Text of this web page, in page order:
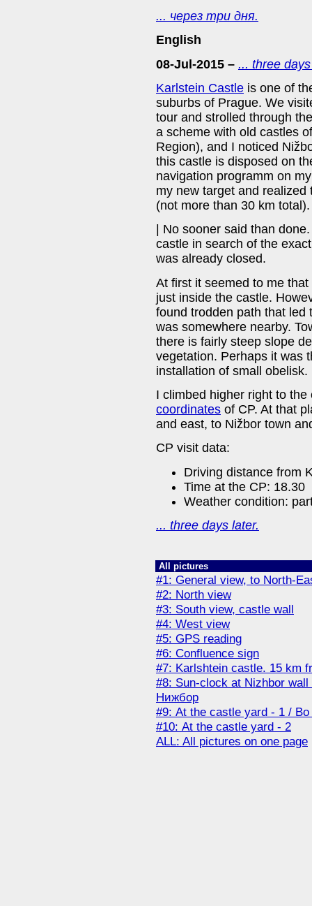
... через три дня.
English
08-Jul-2015 – ... three
Karlstein Castle is one of
suburbs of Prague. We
tour and strolled through
a scheme with old castles
Region), and I noticed
this castle is disposed on
navigation programm on
my new target and
(not more than 30 km total).
| No sooner said than
castle in search of the
was already closed.
At first it seemed to me
just inside the castle.
found trodden path that led
was somewhere nearby.
there is fairly steep slope
vegetation. Perhaps it was
installation of small obelisk.
I climbed higher right to
coordinates of CP. At that
and east, to Nižbor town
CP visit data:
Driving distance from
Time at the CP: 18.30
Weather condition:
... three days later.
All pictures
#1: General view, to North-
#2: North view
#3: South view, castle wall
#4: West view
#5: GPS reading
#6: Confluence sign
#7: Karlshtein castle. 15 km
#8: Sun-clock at Nizhbor
Нижбор
#9: At the castle yard - 1 / Во
#10: At the castle yard - 2
ALL: All pictures on one page